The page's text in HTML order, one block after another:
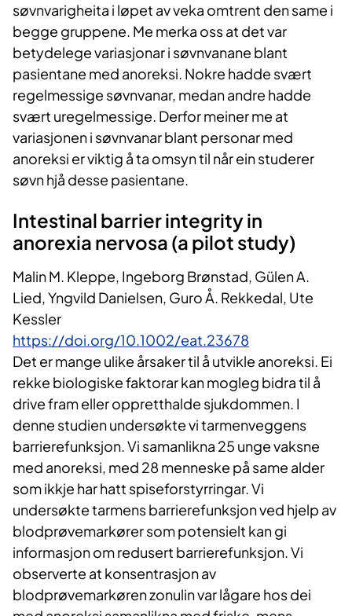
søvnvarigheita i løpet av veka omtrent den same i
begge gruppene. Me merka oss at det var
betydelege variasjonar i søvnvanane blant
pasientane med anoreksi. Nokre hadde svært
regelmessige søvnvanar, medan andre hadde
svært uregelmessige. Derfor meiner me at
variasjonen i søvnvanar blant personar med
anoreksi er viktig å ta omsyn til når ein studerer
søvn hjå desse pasientane. ​
Intestinal barrier integrity in
anorexia nervosa (a pilot study)
Malin M. Kleppe, Ingeborg Brønstad, Gülen A.
Lied, Yngvild Danielsen, Guro Å. Rekkedal, Ute
Kessler
https://doi.org/10.1002/eat.23678
Det er mange ulike årsaker til å utvikle anoreksi. Ei
rekke biologiske faktorar kan mogleg bidra til å
drive fram eller oppretthalde sjukdommen. I
denne studien undersøkte vi tarmenveggens
barrierefunksjon. Vi samanlikna 25 unge vaksne
med anoreksi, med 28 menneske på same alder
som ikkje har hatt spiseforstyrringar. Vi
undersøkte tarmens barrierefunksjon ved hjelp av
blodprøvemarkører som potensielt kan gi
informasjon om redusert barrierefunksjon. Vi
observerte at konsentrasjon av
blodprøvemarkøren zonulin var lågare hos dei